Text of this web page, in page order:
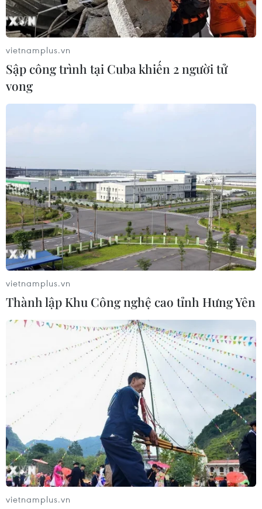
Chặn xe dọa đánh người đi đường,
nam thanh niên bị người dân khống chế
đi đường phải quỳ xuống trước mặt mình.
Nam tài xế "hổ báo" tạt đầu, chặn
xe ôtô rồi đe dọa, chửi bới
26/12/2023 04:20
Người tham gia giao thông lắc đầu ngán ngẩm trước
thái độ của nam tài xế trong video vì người này không
những cố tình chen đường, tạt đầu xe người khác và
còn có biểu hiện bốc đồng, côn đồ.
vietnamplus.vn
Sập công trình tại Cuba khiến 2 người tử
vong
vietnamplus.vn
Thành lập Khu Công nghệ cao tỉnh Hưng Yên
vietnamplus.vn